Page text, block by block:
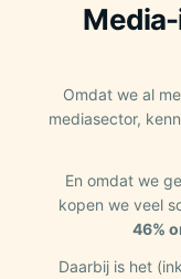
Omdat we al
mediasector,
En omdat we
kopen we veel
46%
Daarbij is het